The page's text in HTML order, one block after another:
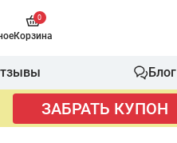
0
Корзина
Блог
ЗАБРАТЬ КУПОН